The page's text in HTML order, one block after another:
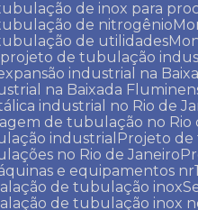
de inox para
tubulação de nitrogênio
tubulação de utilidades
projeto de tubulação
expansão industrial na
na Baixada
industrial no Rio de
de tubulação no Rio
industrial
Projeto
no Rio de Janeiro
e equipamentos
de tubulação inox
de tubulação inox